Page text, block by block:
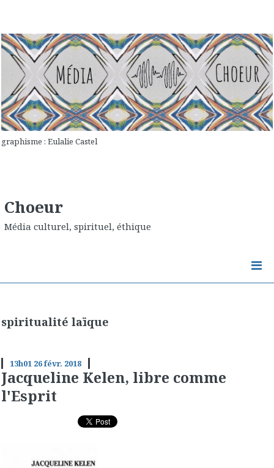
graphisme : Eulalie Castel
Choeur
Média culturel, spirituel, éthique
spiritualité laïque
13h01 26févr. 2018
Jacqueline Kelen, libre comme
l'Esprit